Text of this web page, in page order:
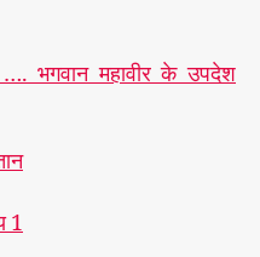
भगवान महावीर के उपदेश
1